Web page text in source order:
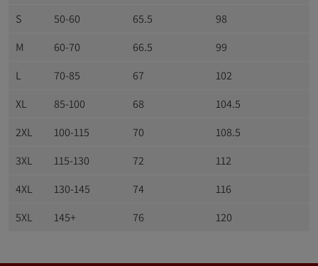
S
50-60 65.5
98
M
60-70 66.5
99
L
70-85 67
102
XL
85-100 68
104.5
2XL
100-115 70
108.5
3XL
115-130 72
112
4XL
130-145 74
116
5XL
145+ 76 120